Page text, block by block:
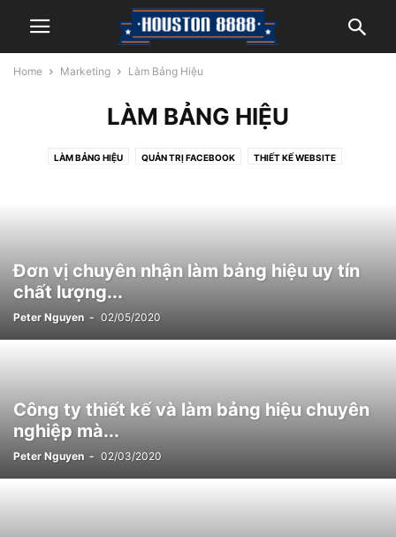
Home Marketing Làm Bảng Hiệu
LÀM BẢNG HIỆU
LÀM BẢNG HIỆU QUẢN TRỊ FACEBOOK THIẾT KẾ WEBSITE
Đơn vị chuyên nhận làm bảng hiệu uy tín
chất lượng...
Peter Nguyen - 02/05/2020
Công ty thiết kế và làm bảng hiệu chuyên
nghiệp mà...
Peter Nguyen - 02/03/2020